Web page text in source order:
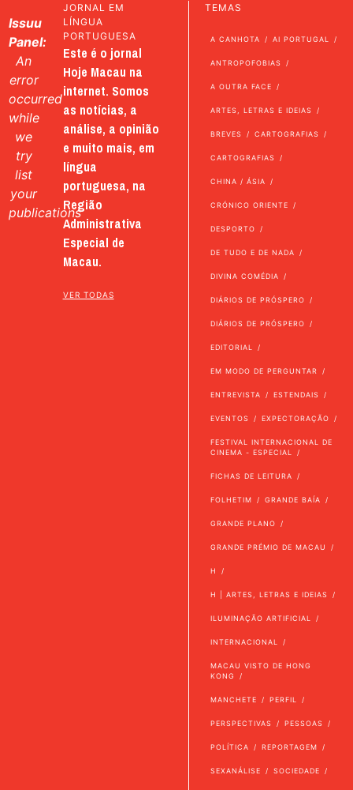
Issuu
Panel:
An
error
occurred
while
we
try
list
your
publications
JORNAL EM
LÍNGUA
PORTUGUESA
Este é o jornal
Hoje Macau na
internet. Somos
as notícias, a
análise, a opinião
e muito mais, em
língua
portuguesa, na
Região
Administrativa
Especial de
Macau.
VER TODAS
TEMAS
A CANHOTA AI PORTUGAL
ANTROPOFOBIAS
A OUTRA FACE
ARTES, LETRAS E IDEIAS
BREVES CARTOGRAFIAS
CARTOGRAFIAS
CHINA / ÁSIA
CRÓNICO ORIENTE
DESPORTO
DE TUDO E DE NADA
DIVINA COMÉDIA
DIÁRIOS DE PRÓSPERO
DIÁRIOS DE PRÓSPERO
EDITORIAL
EM MODO DE PERGUNTAR
ENTREVISTA ESTENDAIS
EVENTOS EXPECTORAÇÃO
FESTIVAL INTERNACIONAL DE
CINEMA - ESPECIAL
FICHAS DE LEITURA
FOLHETIM GRANDE BAÍA
GRANDE PLANO
GRANDE PRÉMIO DE MACAU
H
H | ARTES, LETRAS E IDEIAS
ILUMINAÇÃO ARTIFICIAL
INTERNACIONAL
MACAU VISTO DE HONG
KONG
MANCHETE PERFIL
PERSPECTIVAS PESSOAS
POLÍTICA REPORTAGEM
SEXANÁLISE SOCIEDADE